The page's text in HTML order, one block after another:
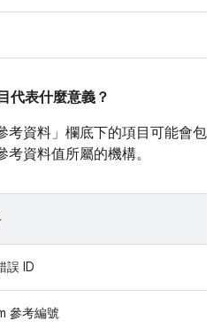
代表什麼意義？
資料」 欄底下的項目可能會包
資料值所屬的機構。
誤 ID
參考編號